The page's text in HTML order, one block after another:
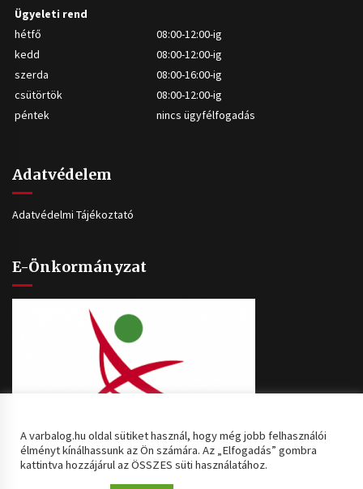
Ügyeleti rend
hétfő
08:00-12:00-ig
kedd
08:00-12:00-ig
szerda
08:00-16:00-ig
csütörtök
08:00-12:00-ig
péntek
nincs ügyfélfogadás
Adatvédelem
Adatvédelmi Tájékoztató
E-Önkormányzat
A varbalog.hu oldal sütiket használ, hogy még jobb felhasználói
élményt kínálhassunk az Ön számára. Az „Elfogadás” gombra
kattintva hozzájárul az ÖSSZES süti használatához.